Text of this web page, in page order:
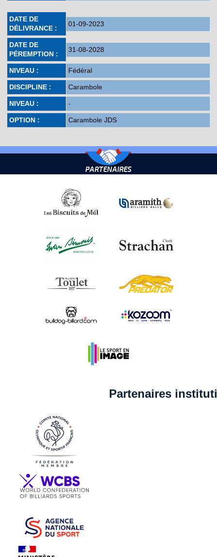
DATE DE
DÉLIVRANCE :
01-09-2023
DATE DE
PÉREMPTION :
31-08-2028
NIVEAU : Fédéral
DISCIPLINE : Carambole
NIVEAU : -
OPTION : Carambole JDS
PARTENAIRES
Partenaires